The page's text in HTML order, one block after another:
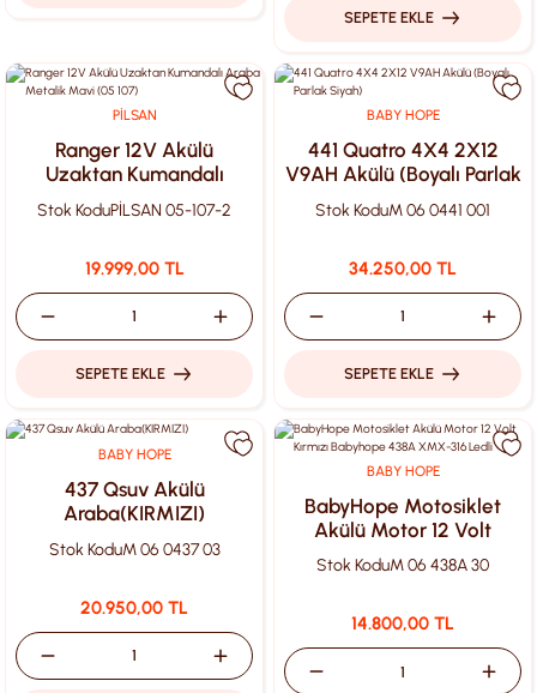
SEPETE EKLE
PİLSAN
Ranger 12V Akülü
Uzaktan Kumandalı
Araba Metalik Mavi (05
107)
Stok KoduPİLSAN 05-107-2
19.999,00 TL
SEPETE EKLE
BABY HOPE
441 Quatro 4X4 2X12
V9AH Akülü (Boyalı Parlak
Siyah)
Stok KoduM 06 0441 001
34.250,00 TL
SEPETE EKLE
BABY HOPE
437 Qsuv Akülü
Araba(KIRMIZI)
Stok KoduM 06 0437 03
20.950,00 TL
BABY HOPE
BabyHope Motosiklet
Akülü Motor 12 Volt
Kırmızı Babyhope 438A
XMX-316 Ledli
Stok KoduM 06 438A 30
14.800,00 TL